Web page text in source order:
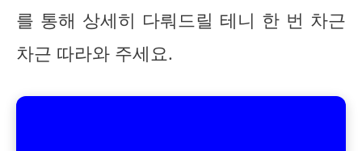
를 통해 상세히 다뤄드릴 테니 한 번 차근
차근 따라와 주세요.